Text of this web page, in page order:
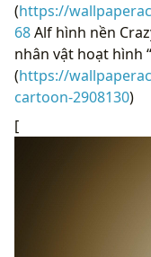
(https://
68Alf hình nền
nhân vật hoạt hình
(https://
cartoon-2908130)
[